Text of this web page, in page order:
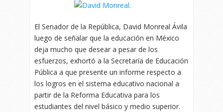
El Senador de la República, David Monreal Ávila
luego de señalar que la educación en México
deja mucho que desear a pesar de los
esfuerzos, exhortó a la Secretaría de Educación
Pública a que presente un informe respecto a
los logros en el sistema educativo nacional a
partir de la Reforma Educativa para los
estudiantes del nivel básico y medio superior.